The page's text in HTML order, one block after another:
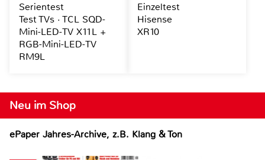
Neu im Shop
ePaper Jahres-Archive, z.B. Klang & Ton
Serientest
Test TVs · TCL SQD-
Mini-LED-TV X11L +
RGB-Mini-LED-TV
RM9L
Einzeltest
Hisense
XR10